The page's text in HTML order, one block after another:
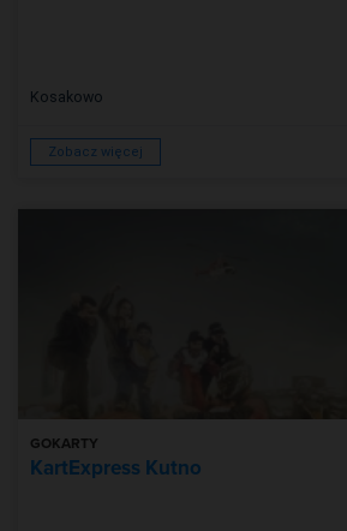
Kosakowo
Zobacz więcej
GOKARTY
KartExpress Kutno